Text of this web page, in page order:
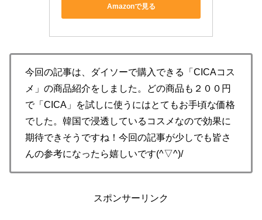
Amazonで見る
今回の記事は、ダイソーで購入できる「CICAコス
メ」の商品紹介をしました。どの商品も２００円
で「CICA」を試しに使うにはとてもお手頃な価格
でした。韓国で浸透しているコスメなので効果に
期待できそうですね！今回の記事が少しでも皆さ
んの参考になったら嬉しいです(^▽^)/
スポンサーリンク